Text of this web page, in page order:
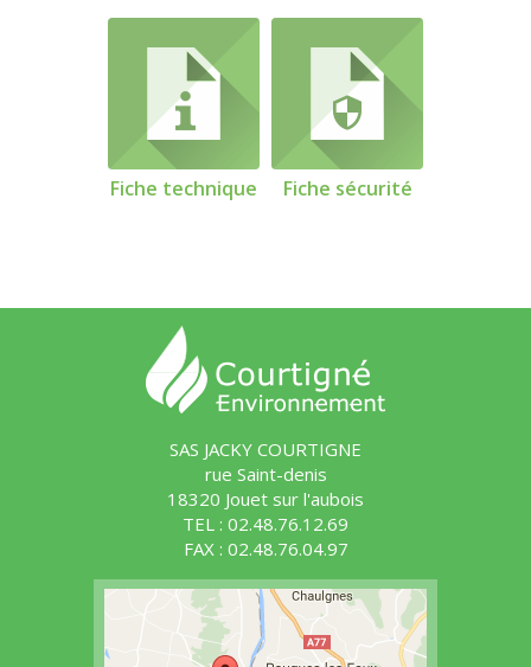
Fiche technique Fiche sécurité
SAS JACKY COURTIGNE
rue Saint-denis
18320 Jouet sur l'aubois
TEL : 02.48.76.12.69
FAX : 02.48.76.04.97